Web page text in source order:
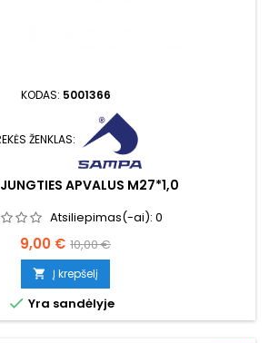
KODAS: 5001366
ŽENKLAS:
APVALUS M27*1,0
Atsiliepimas(-ai): 0
Kaina
9,00 € Bazinė
kaina
10,00 €
 Į krepšelį
 Yra sandėlyje